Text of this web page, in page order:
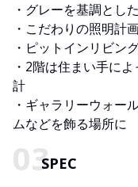
・グレーを基調とし
・こだわりの照明計
・ピットインリビン
・2階は住まい手に
計
・ギャラリーウォー
ムなどを飾る場所に
SPEC